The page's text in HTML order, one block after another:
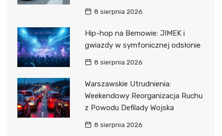
8 sierpnia 2026
Hip-hop na Bemowie: JIMEK i
gwiazdy w symfonicznej odsłonie
8 sierpnia 2026
Warszawskie Utrudnienia:
Weekendowy Reorganizacja Ruchu
z Powodu Defilady Wojska
8 sierpnia 2026